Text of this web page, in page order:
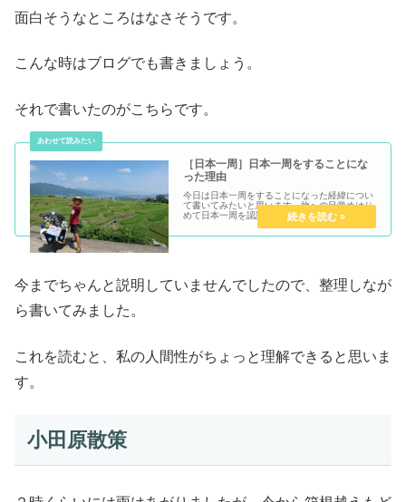
面白そうなところはなさそうです。
こんな時はブログでも書きましょう。
それで書いたのがこちらです。
［日本一周］日本一周をすることにな
った理由
今日は日本一周をすることになった経緯につい
て書いてみたいと思います。旅への目覚めはじ
めて日本一周を認識したのは中学生の頃だった
ような気がします。ただ漠然と日本一周だとか
世界一周の言葉に惹かれただけだったと思いま
今までちゃんと説明していませんでしたので、整理しなが
ら書いてみました。
これを読むと、私の人間性がちょっと理解できると思いま
す。
小田原散策